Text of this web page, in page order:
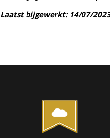
Laatst bijgewerkt: 14/07/2023